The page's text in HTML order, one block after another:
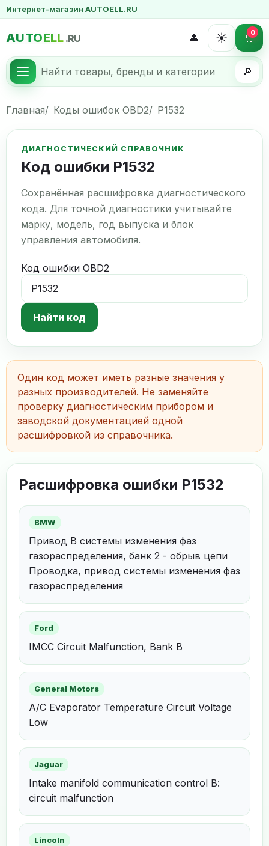
Интернет-магазин AUTOELL.RU
AUTOELL .RU
🔎
👤 ☀️ 🛒0
Главная Коды ошибок OBD2 P1532
ДИАГНОСТИЧЕСКИЙ СПРАВОЧНИК
Код ошибки P1532
Сохранённая расшифровка диагностического
кода. Для точной диагностики учитывайте
марку, модель, год выпуска и блок
управления автомобиля.
Код ошибки OBD2
Найти код
Один код может иметь разные значения у
разных производителей. Не заменяйте
проверку диагностическим прибором и
заводской документацией одной
расшифровкой из справочника.
Расшифровка ошибки P1532
BMW
Привод B системы изменения фаз
газораспределения, банк 2 - обрыв цепи
Проводка, привод системы изменения фаз
газораспределения
Ford
IMCC Circuit Malfunction, Bank B
General Motors
A/C Evaporator Temperature Circuit Voltage
Low
Jaguar
Intake manifold communication control B:
circuit malfunction
Lincoln